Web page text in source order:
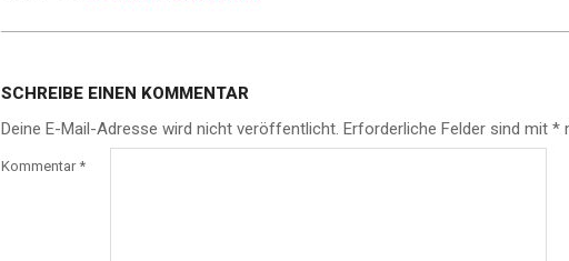
SCHREIBE EINEN KOMMENTAR
Deine E-Mail-Adresse wird nicht veröffentlicht. Erforderliche Felder sind mit *
Kommentar *